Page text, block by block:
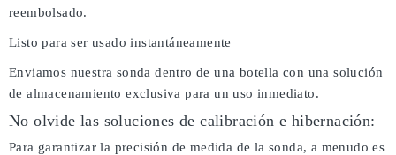
reembolsado.
Listo para ser usado instantáneamente
Enviamos nuestra sonda dentro de una botella con una solución
de almacenamiento exclusiva para un uso inmediato.
No olvide las soluciones de calibración e hibernación:
Para garantizar la precisión de medida de la sonda, a menudo es